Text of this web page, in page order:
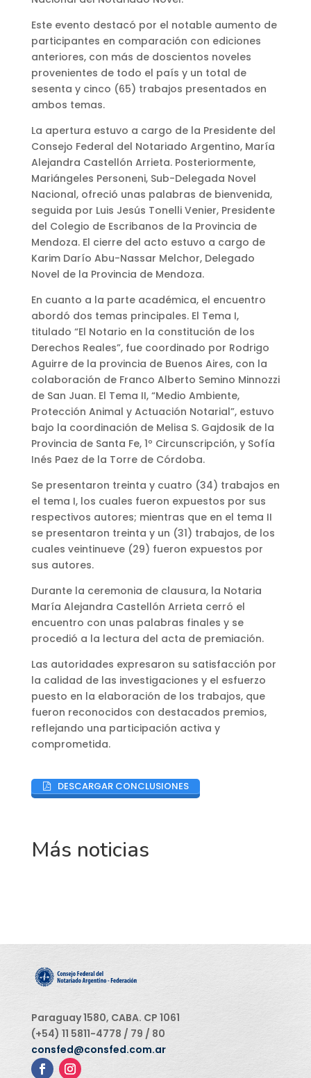
Este evento destacó por el notable aumento de
participantes en comparación con ediciones
anteriores, con más de doscientos noveles
provenientes de todo el país y un total de
sesenta y cinco (65) trabajos presentados en
ambos temas.
La apertura estuvo a cargo de la Presidente del
Consejo Federal del Notariado Argentino, María
Alejandra Castellón Arrieta. Posteriormente,
Mariángeles Personeni, Sub-Delegada Novel
Nacional, ofreció unas palabras de bienvenida,
seguida por Luis Jesús Tonelli Venier, Presidente
del Colegio de Escribanos de la Provincia de
Mendoza. El cierre del acto estuvo a cargo de
Karim Darío Abu-Nassar Melchor, Delegado
Novel de la Provincia de Mendoza.
En cuanto a la parte académica, el encuentro
abordó dos temas principales. El Tema I,
titulado “El Notario en la constitución de los
Derechos Reales”, fue coordinado por Rodrigo
Aguirre de la provincia de Buenos Aires, con la
colaboración de Franco Alberto Semino Minnozzi
de San Juan. El Tema II, “Medio Ambiente,
Protección Animal y Actuación Notarial”, estuvo
bajo la coordinación de Melisa S. Gajdosik de la
Provincia de Santa Fe, 1º Circunscripción, y Sofía
Inés Paez de la Torre de Córdoba.
Se presentaron treinta y cuatro (34) trabajos en
el tema I, los cuales fueron expuestos por sus
respectivos autores; mientras que en el tema II
se presentaron treinta y un (31) trabajos, de los
cuales veintinueve (29) fueron expuestos por
sus autores.
Durante la ceremonia de clausura, la Notaria
María Alejandra Castellón Arrieta cerró el
encuentro con unas palabras finales y se
procedió a la lectura del acta de premiación.
Las autoridades expresaron su satisfacción por
la calidad de las investigaciones y el esfuerzo
puesto en la elaboración de los trabajos, que
fueron reconocidos con destacados premios,
reflejando una participación activa y
comprometida.
DESCARGAR CONCLUSIONES
Más noticias
Paraguay 1580, CABA. CP 1061
(+54) 11 5811-4778 / 79 / 80
consfed@consfed.com.ar